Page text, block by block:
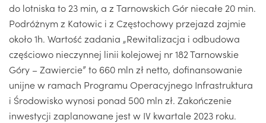
do lotniska to 23 min, a z Tarnowskich Gór niecałe 20 min.
Podróżnym z Katowic i z Częstochowy przejazd zajmie
około 1h. Wartość zadania „Rewitalizacja i odbudowa
częściowo nieczynnej linii kolejowej nr 182 Tarnowskie
Góry – Zawiercie” to 660 mln zł netto, dofinansowanie
unijne w ramach Programu Operacyjnego Infrastruktura
i Środowisko wynosi ponad 500 mln zł. Zakończenie
inwestycji zaplanowane jest w IV kwartale 2023 roku.